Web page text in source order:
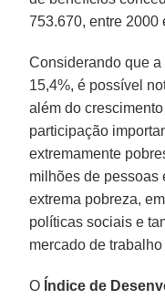
753.670, entre 2000
Considerando que
15,4%, é possível
além do
participação
extremamente
milhões de pessoas
extrema pobreza,
políticas sociais e
mercado de
O Índice de